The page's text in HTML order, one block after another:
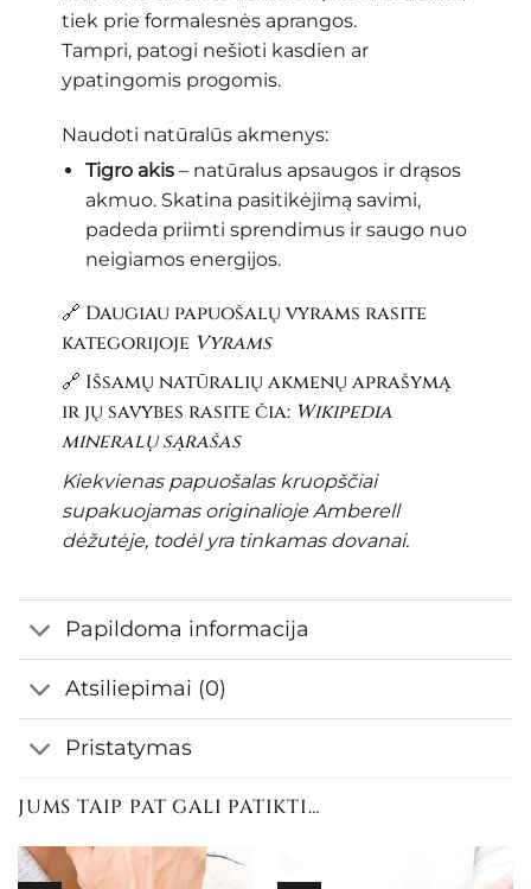
tiek prie formalesnės aprangos.
Tampri, patogi nešioti kasdien ar
ypatingomis progomis.
Naudoti natūralūs akmenys:
Tigro akis– natūralus apsaugos ir drąsos
akmuo. Skatina pasitikėjimą savimi,
padeda priimti sprendimus ir saugo nuo
neigiamos energijos.
🔗 Daugiau papuošalų vyrams rasite
kategorijoje Vyrams
🔗 Išsamų natūralių akmenų aprašymą
ir jų savybes rasite čia: Wikipedia
mineralų sąrašas
Kiekvienas papuošalas kruopščiai
supakuojamas originalioje Amberell
dėžutėje, todėl yra tinkamas dovanai.
Papildoma informacija
Atsiliepimai (0)
Pristatymas
JUMS TAIP PAT GALI PATIKTI…